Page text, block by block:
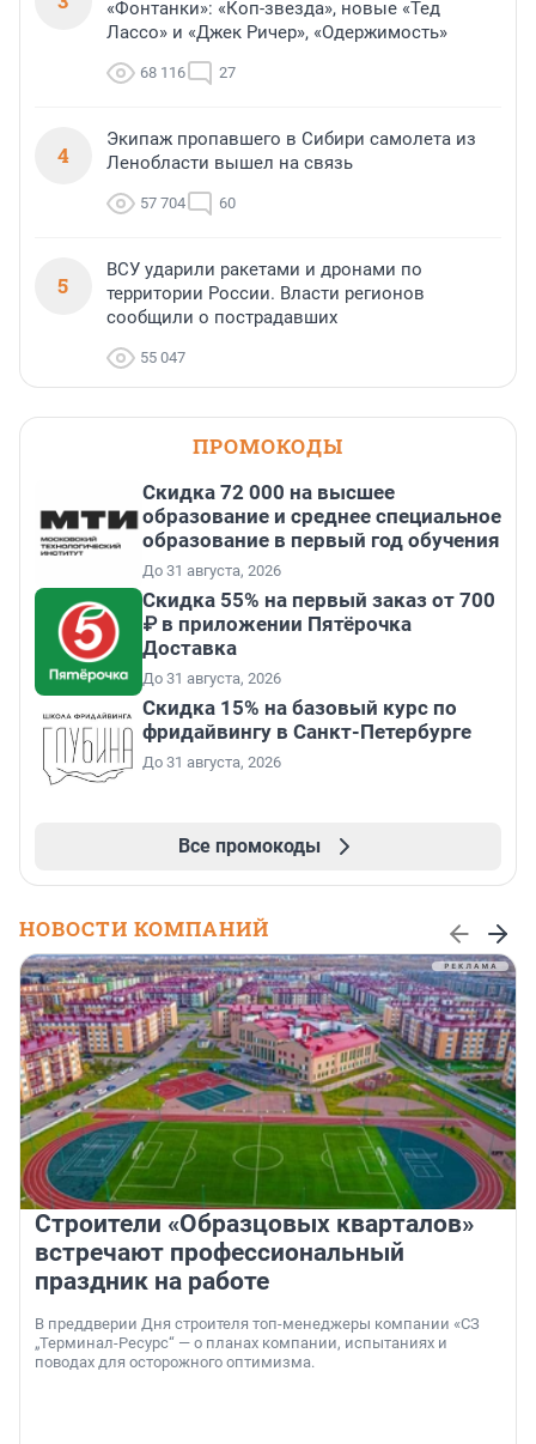
«Фонтанки»: «Коп-звезда», новые «Тед
Лассо» и «Джек Ричер», «Одержимость»
68 116 27
4
Экипаж пропавшего в Сибири самолета из
Ленобласти вышел на связь
57 704 60
5
ВСУ ударили ракетами и дронами по
территории России. Власти регионов
сообщили о пострадавших
55 047
ПРОМОКОДЫ
Скидка 72 000 на высшее
образование и среднее специальное
образование в первый год обучения
До 31 августа, 2026
Скидка 55% на первый заказ от 700
₽ в приложении Пятёрочка
Доставка
До 31 августа, 2026
Скидка 15% на базовый курс по
фридайвингу в Санкт-Петербурге
До 31 августа, 2026
Все промокоды
НОВОСТИ КОМПАНИЙ
Строители «Образцовых кварталов»
встречают профессиональный
праздник на работе
В преддверии Дня строителя топ-менеджеры компании «СЗ
„Терминал-Ресурс“ — о планах компании, испытаниях и
поводах для осторожного оптимизма.